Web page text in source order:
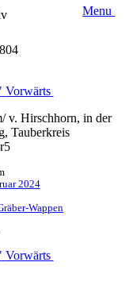
Menu
Vorwärts
v. Hirschhorn, in der
Tauberkreis
2024
Wappen
Vorwärts